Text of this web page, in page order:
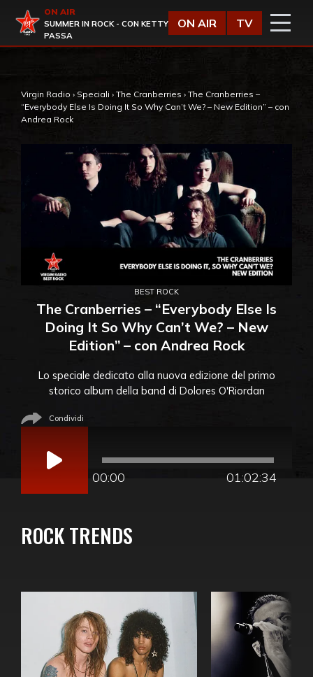
Virgin Radio
ON AIR
SUMMER IN ROCK - CON KETTY
PASSA
ON AIR TV
Virgin Radio › Speciali › The Cranberries › The Cranberries –
“Everybody Else Is Doing It So Why Can’t We? – New Edition” – con
Andrea Rock
BEST ROCK
The Cranberries – “Everybody Else Is
Doing It So Why Can’t We? – New
Edition” – con Andrea Rock
Lo speciale dedicato alla nuova edizione del primo
storico album della band di Dolores O'Riordan
Condividi
00:00 01:02:34
ROCK TRENDS